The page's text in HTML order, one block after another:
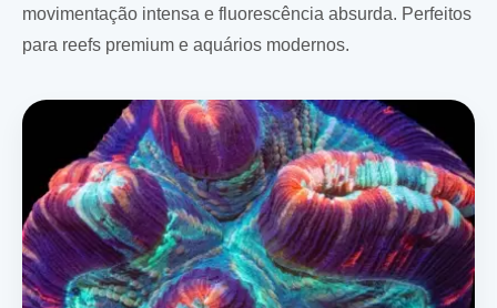
movimentação intensa e fluorescência absurda. Perfeitos
para reefs premium e aquários modernos.